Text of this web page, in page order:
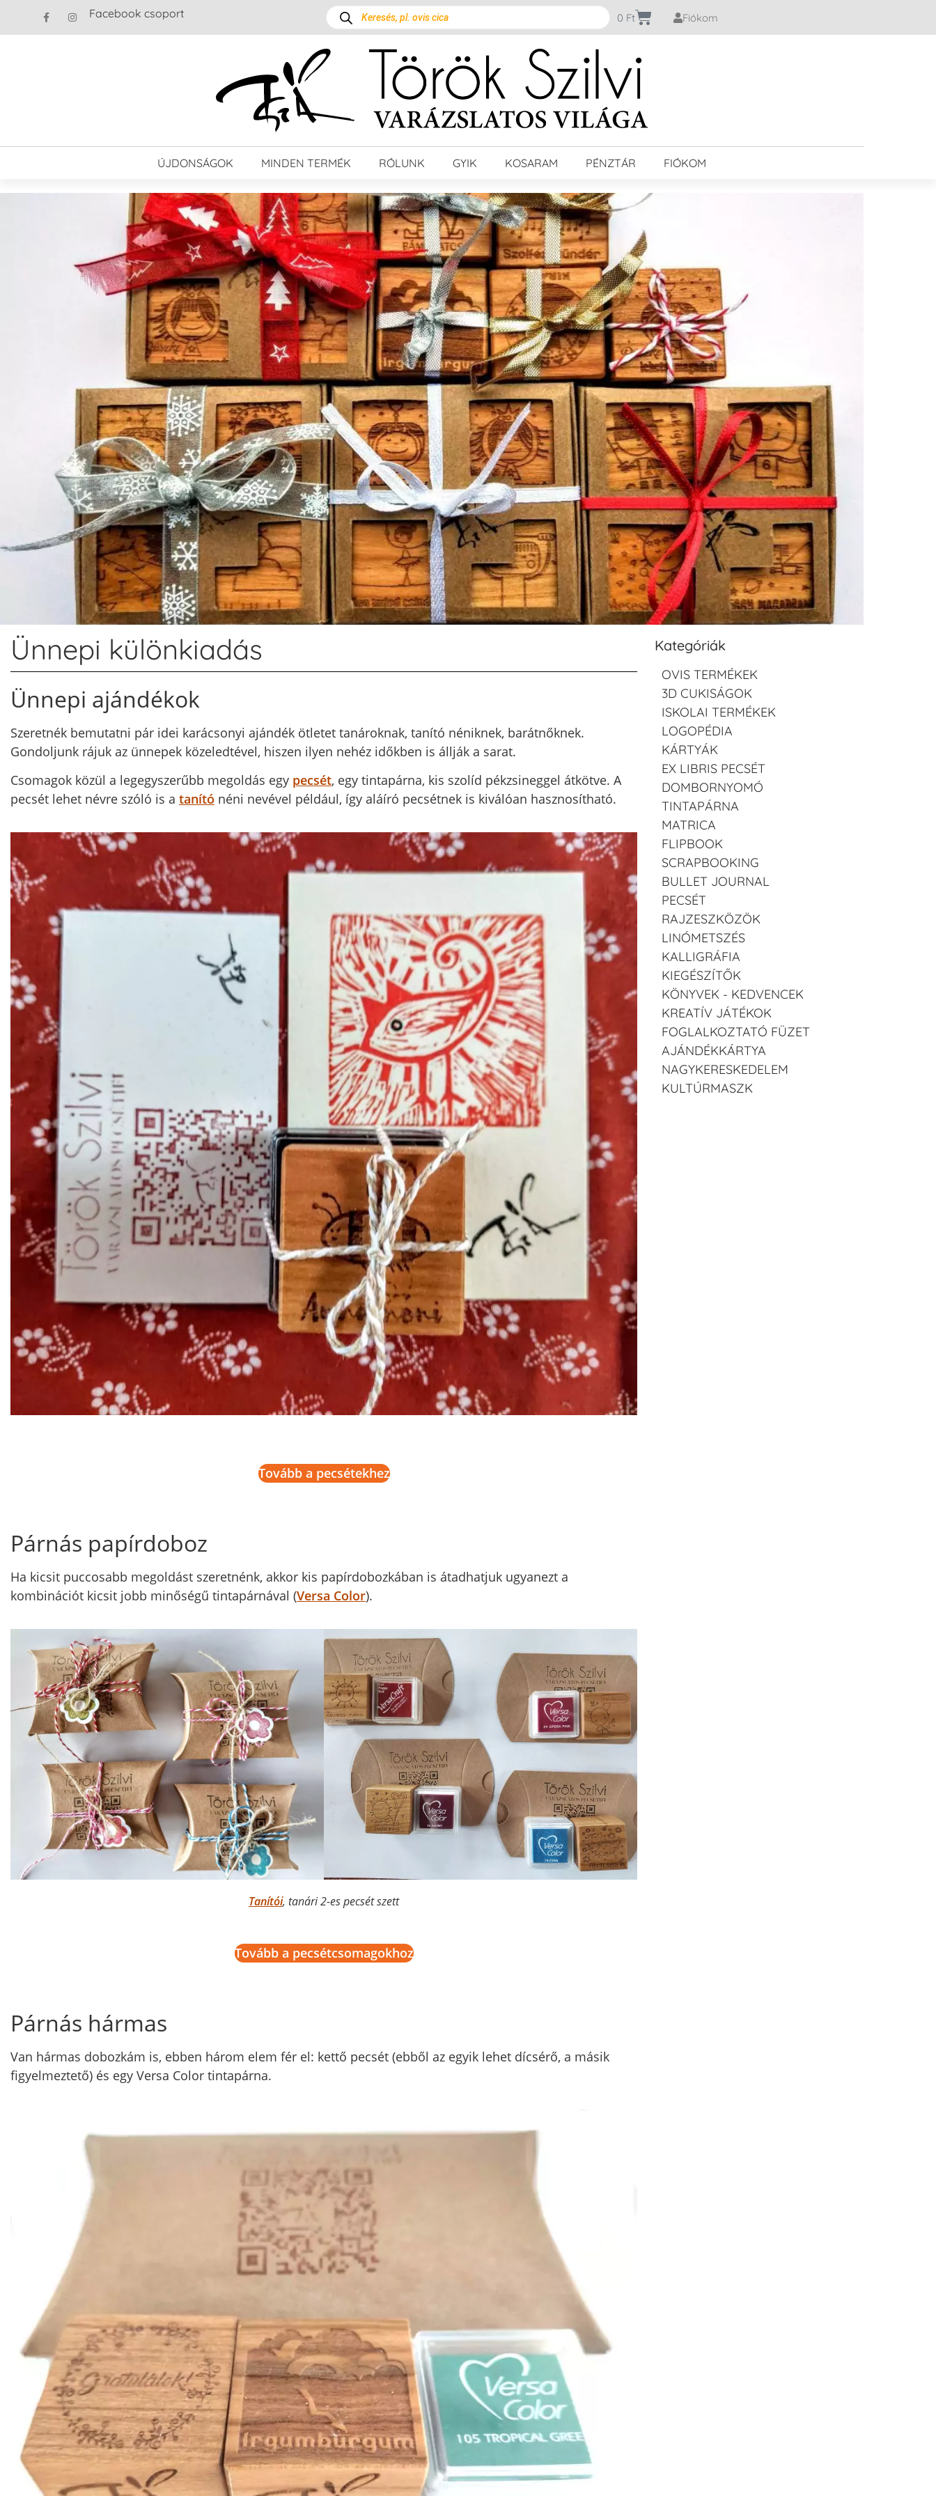
Facebook csoport 0 Ft Fiókom
ÚJDONSÁGOK MINDEN TERMÉK RÓLUNK GYIK KOSARAM PÉNZTÁR FIÓKOM
Ünnepi különkiadás
Ünnepi ajándékok
Szeretnék bemutatni pár idei karácsonyi ajándék ötletet tanároknak, tanító néniknek, barátnőknek.
Gondoljunk rájuk az ünnepek közeledtével, hiszen ilyen nehéz időkben is állják a sarat.
Csomagok közül a legegyszerűbb megoldás egy pecsét, egy tintapárna, kis szolíd pékzsineggel átkötve. A
pecsét lehet névre szóló is a tanító néni nevével például, így aláíró pecsétnek is kiválóan hasznosítható.
Tovább a pecsétekhez
Párnás papírdoboz
Ha kicsit puccosabb megoldást szeretnénk, akkor kis papírdobozkában is átadhatjuk ugyanezt a
kombinációt kicsit jobb minőségű tintapárnával (Versa Color).
Tanítói, tanári 2-es pecsét szett
Tovább a pecsétcsomagokhoz
Párnás hármas
Van hármas dobozkám is, ebben három elem fér el: kettő pecsét (ebből az egyik lehet dícsérő, a másik
figyelmeztető) és egy Versa Color tintapárna.
Kategóriák
OVIS TERMÉKEK
3D CUKISÁGOK
ISKOLAI TERMÉKEK
LOGOPÉDIA
KÁRTYÁK
EX LIBRIS PECSÉT
DOMBORNYOMÓ
TINTAPÁRNA
MATRICA
FLIPBOOK
SCRAPBOOKING
BULLET JOURNAL
PECSÉT
RAJZESZKÖZÖK
LINÓMETSZÉS
KALLIGRÁFIA
KIEGÉSZÍTŐK
KÖNYVEK - KEDVENCEK
KREATÍV JÁTÉKOK
FOGLALKOZTATÓ FÜZET
AJÁNDÉKKÁRTYA
NAGYKERESKEDELEM
KULTÚRMASZK